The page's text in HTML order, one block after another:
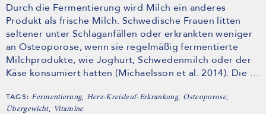
Durch die Fermentierung wird Milch ein anderes
Produkt als frische Milch. Schwedische Frauen litten
seltener unter Schlaganfällen oder erkrankten weniger
an Osteoporose, wenn sie regelmäßig fermentierte
Milchprodukte, wie Joghurt, Schwedenmilch oder der
Käse konsumiert hatten (Michaelsson et al. 2014). Die …
TAGS:Fermentierung, Herz-Kreislauf-Erkrankung, Osteoporose,
Übergewicht, Vitamine